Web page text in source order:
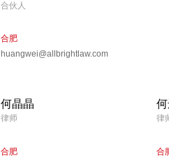
合伙人
合肥
huangwei@allbrightlaw.com
何晶晶
律师
合肥
律
合